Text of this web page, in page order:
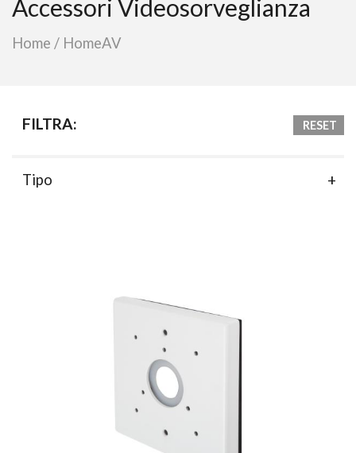
Accessori Videosorveglianza
Home / HomeAV
FILTRA: RESET
Tipo